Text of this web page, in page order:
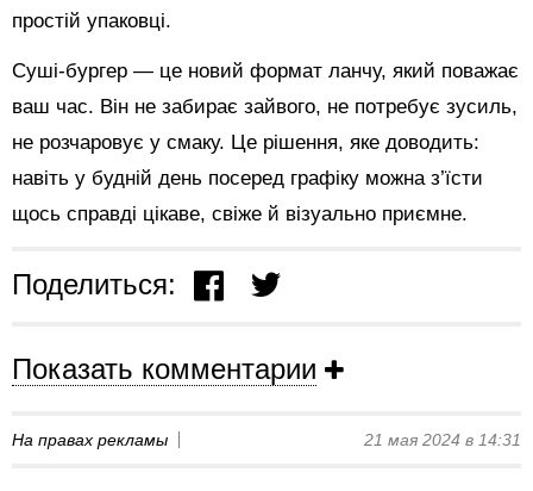
простій упаковці.
Суші-бургер — це новий формат ланчу, який поважає
ваш час. Він не забирає зайвого, не потребує зусиль,
не розчаровує у смаку. Це рішення, яке доводить:
навіть у будній день посеред графіку можна з’їсти
щось справді цікаве, свіже й візуально приємне.
Поделиться:
Показать комментарии
На правах рекламы 21 мая 2024 в 14:31